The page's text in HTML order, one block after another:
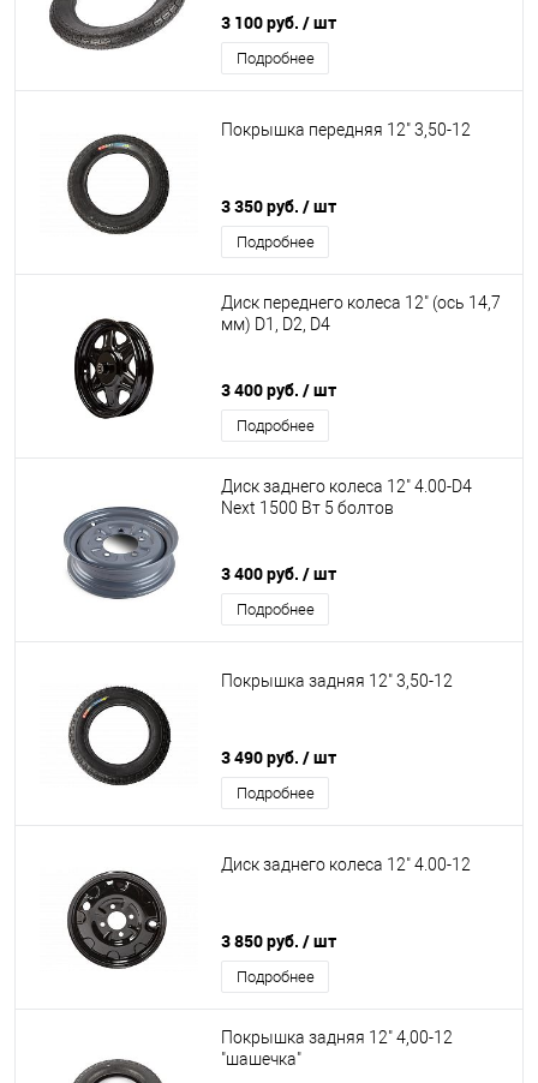
3 100 руб. / шт
Подробнее
Покрышка передняя 12" 3,50-12
3 350 руб. / шт
Подробнее
Диск переднего колеса 12" (ось 14,7
мм) D1, D2, D4
3 400 руб. / шт
Подробнее
Диск заднего колеса 12" 4.00-D4
Next 1500 Вт 5 болтов
3 400 руб. / шт
Подробнее
Покрышка задняя 12" 3,50-12
3 490 руб. / шт
Подробнее
Диск заднего колеса 12" 4.00-12
3 850 руб. / шт
Подробнее
Покрышка задняя 12" 4,00-12
"шашечка"